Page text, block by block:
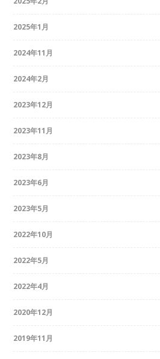
2025年1月
2024年11月
2024年2月
2023年12月
2023年11月
2023年8月
2023年6月
2023年5月
2022年10月
2022年5月
2022年4月
2020年12月
2019年11月